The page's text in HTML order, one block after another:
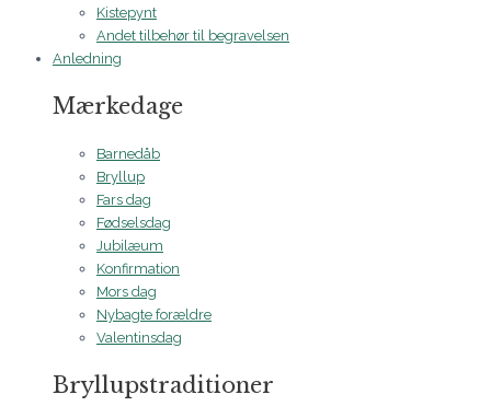
Kistepynt
Andet tilbehør til begravelsen
Anledning
Mærkedage
Barnedåb
Bryllup
Fars dag
Fødselsdag
Jubilæum
Konfirmation
Mors dag
Nybagte forældre
Valentinsdag
Bryllupstraditioner